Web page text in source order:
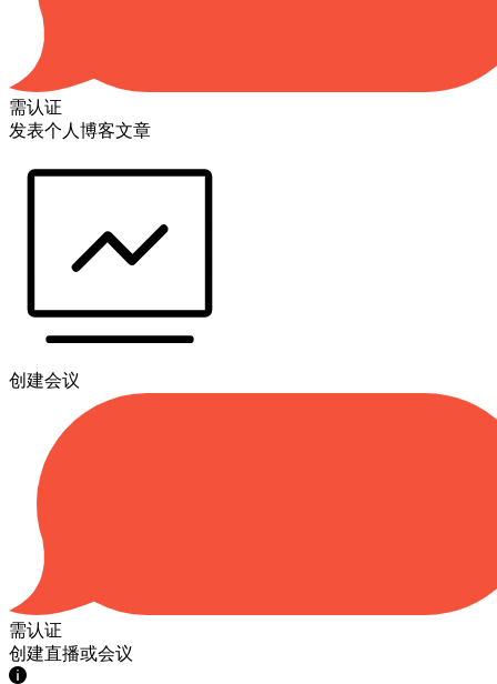
需认证
发表个人博客文章
创建会议
需认证
创建直播或会议